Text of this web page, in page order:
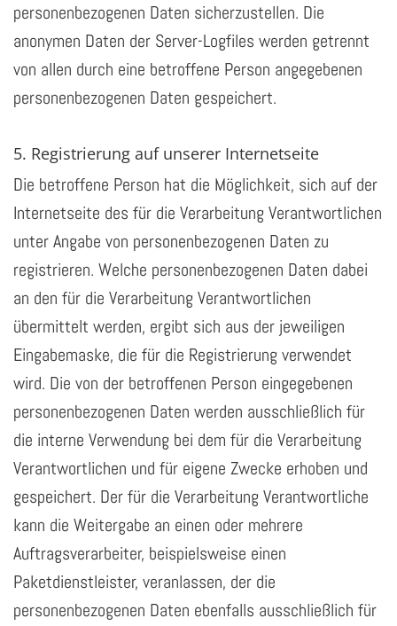
personenbezogenen Daten sicherzustellen. Die
anonymen Daten der Server-Logfiles werden getrennt
von allen durch eine betroffene Person angegebenen
personenbezogenen Daten gespeichert.
5. Registrierung auf unserer Internetseite
Die betroffene Person hat die Möglichkeit, sich auf der
Internetseite des für die Verarbeitung Verantwortlichen
unter Angabe von personenbezogenen Daten zu
registrieren. Welche personenbezogenen Daten dabei
an den für die Verarbeitung Verantwortlichen
übermittelt werden, ergibt sich aus der jeweiligen
Eingabemaske, die für die Registrierung verwendet
wird. Die von der betroffenen Person eingegebenen
personenbezogenen Daten werden ausschließlich für
die interne Verwendung bei dem für die Verarbeitung
Verantwortlichen und für eigene Zwecke erhoben und
gespeichert. Der für die Verarbeitung Verantwortliche
kann die Weitergabe an einen oder mehrere
Auftragsverarbeiter, beispielsweise einen
Paketdienstleister, veranlassen, der die
personenbezogenen Daten ebenfalls ausschließlich für